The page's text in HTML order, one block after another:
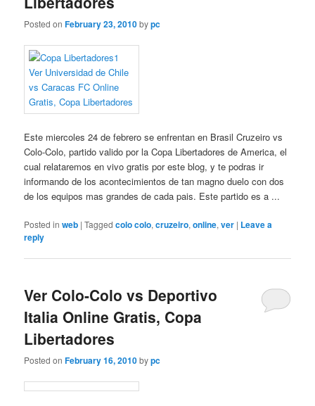
Posted onFebruary 23, 2010bypc
Este miercoles 24 de febrero se enfrentan en Brasil Cruzeiro vs
Colo-Colo, partido valido por la Copa Libertadores de America, el
cual relataremos en vivo gratis por este blog, y te podras ir
informando de los acontecimientos de tan magno duelo con dos
de los equipos mas grandes de cada pais. Este partido es a ...
Posted in web |Tagged colo colo,cruzeiro,online,ver | Leave a
reply
Ver Colo-Colo vs Deportivo
Italia Online Gratis, Copa
Libertadores
Posted onFebruary 16, 2010bypc